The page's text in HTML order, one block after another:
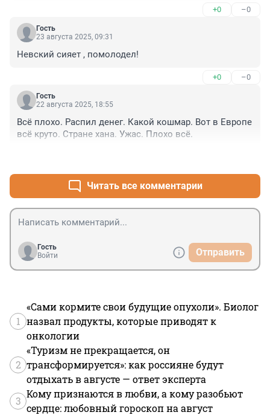
+0 –0
Гость
23 августа 2025, 09:31
Невский сияет , помолодел!
+0 –0
Гость
22 августа 2025, 18:55
Всё плохо. Распил денег. Какой кошмар. Вот в Европе
всё круто. Стране хана. Ужас. Плохо всё.
Читать все комментарии
Гость
Войти
Отправить
1
«Сами кормите свои будущие опухоли». Биолог
назвал продукты, которые приводят к
онкологии
2
«Туризм не прекращается, он
трансформируется»: как россияне будут
отдыхать в августе — ответ эксперта
3
Кому признаются в любви, а кому разобьют
сердце: любовный гороскоп на август